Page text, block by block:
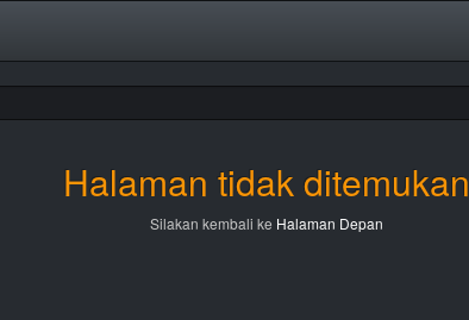
Halaman tidak ditemukan
Silakan kembali ke Halaman Depan